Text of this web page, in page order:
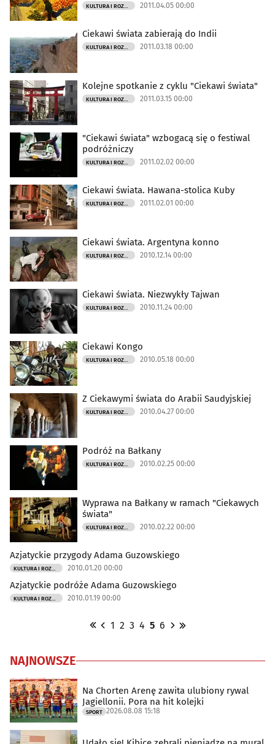
KULTURA I ROZRYWKA 2011.04.05 00:00
Ciekawi świata zabierają do Indii
KULTURA I ROZRYWKA 2011.03.18 00:00
Kolejne spotkanie z cyklu "Ciekawi świata"
KULTURA I ROZRYWKA 2011.03.15 00:00
"Ciekawi świata" wzbogacą się o festiwal
podróżniczy
KULTURA I ROZRYWKA 2011.02.02 00:00
Ciekawi świata. Hawana-stolica Kuby
KULTURA I ROZRYWKA 2011.02.01 00:00
Ciekawi świata. Argentyna konno
KULTURA I ROZRYWKA 2010.12.14 00:00
Ciekawi świata. Niezwykły Tajwan
KULTURA I ROZRYWKA 2010.11.24 00:00
Ciekawi Kongo
KULTURA I ROZRYWKA 2010.05.18 00:00
Z Ciekawymi świata do Arabii Saudyjskiej
KULTURA I ROZRYWKA 2010.04.27 00:00
Podróż na Bałkany
KULTURA I ROZRYWKA 2010.02.25 00:00
Wyprawa na Bałkany w ramach "Ciekawych
świata"
KULTURA I ROZRYWKA 2010.02.22 00:00
Azjatyckie przygody Adama Guzowskiego
KULTURA I ROZRYWKA 2010.01.20 00:00
Azjatyckie podróże Adama Guzowskiego
KULTURA I ROZRYWKA 2010.01.19 00:00
1 2 3 4 5 6
NAJNOWSZE
Na Chorten Arenę zawita ulubiony rywal
Jagiellonii. Pora na hit kolejki
SPORT 2026.08.08 15:18